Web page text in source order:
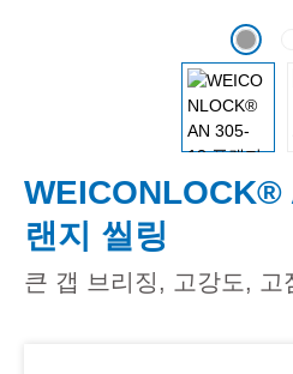
WEICONLOCK®
랜지 씰링
큰 갭 브리징, 고강도, 고